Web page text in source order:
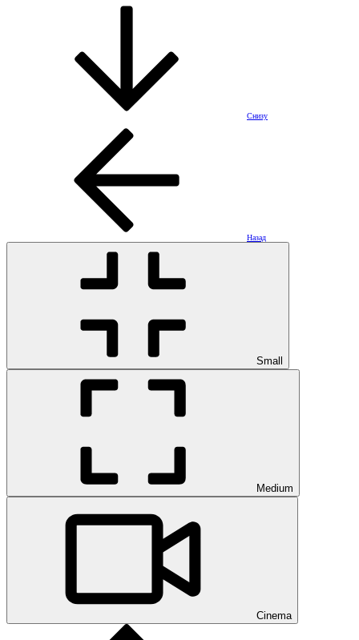
Снизу
Назад
Small
Medium
Cinema